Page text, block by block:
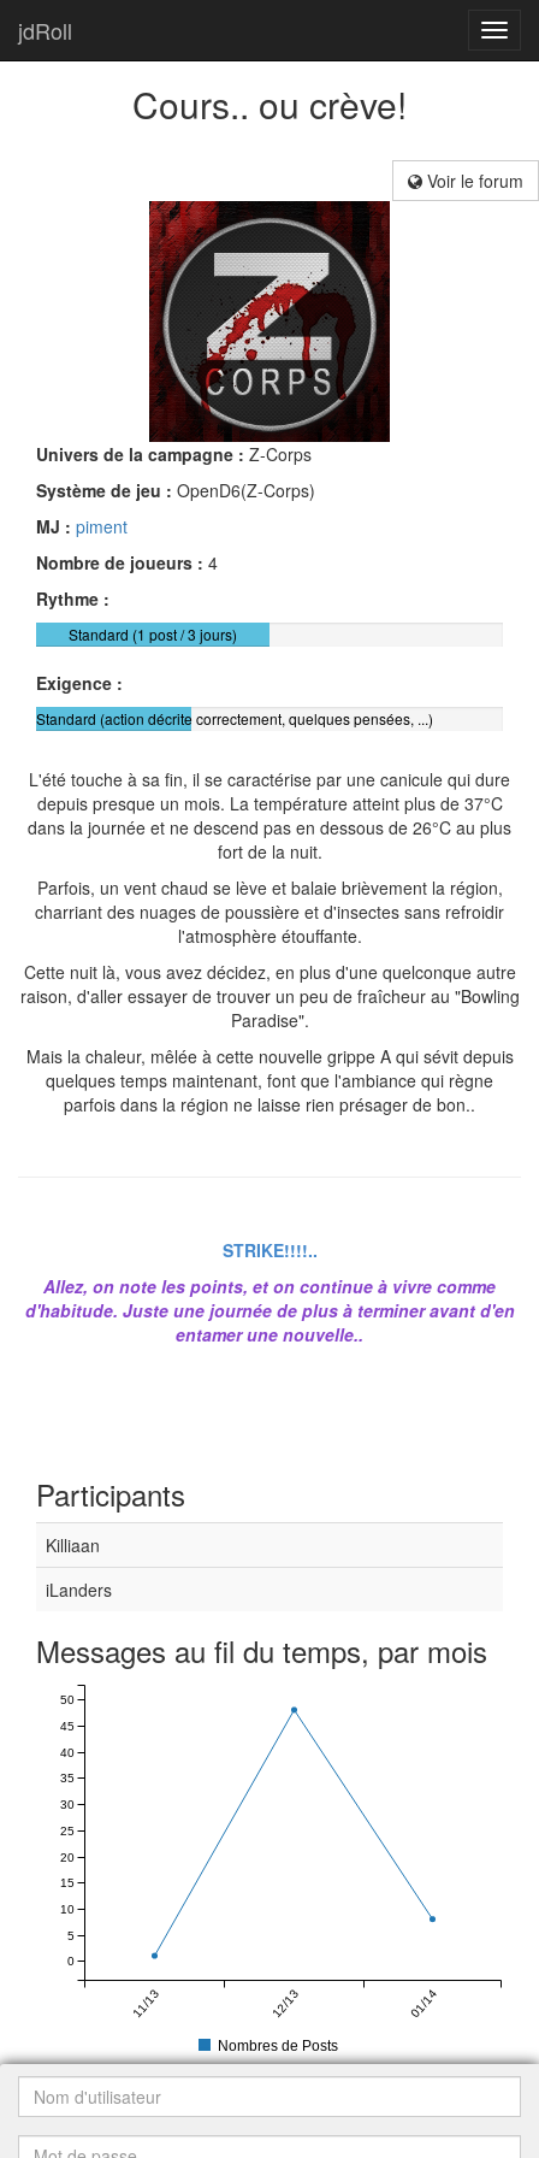
jdRoll
Cours.. ou crève!
Voir le forum
Univers de la campagne : Z-Corps
Système de jeu : OpenD6(Z-Corps)
MJ : piment
Nombre de joueurs : 4
Rythme :
Standard (1 post / 3 jours)
Exigence :
Standard (action décrite correctement, quelques pensées, ...)
L'été touche à sa fin, il se caractérise par une canicule qui dure
depuis presque un mois. La température atteint plus de 37°C
dans la journée et ne descend pas en dessous de 26°C au plus
fort de la nuit.
Parfois, un vent chaud se lève et balaie brièvement la région,
charriant des nuages de poussière et d'insectes sans refroidir
l'atmosphère étouffante.
Cette nuit là, vous avez décidez, en plus d'une quelconque autre
raison, d'aller essayer de trouver un peu de fraîcheur au "Bowling
Paradise".
Mais la chaleur, mêlée à cette nouvelle grippe A qui sévit depuis
quelques temps maintenant, font que l'ambiance qui règne
parfois dans la région ne laisse rien présager de bon..
STRIKE!!!!..
Allez, on note les points, et on continue à vivre comme
d'habitude. Juste une journée de plus à terminer avant d'en
entamer une nouvelle..
Participants
Killiaan
iLanders
Messages au fil du temps, par mois
11/13 12/13 01/14
0
5
10
15
20
25
30
35
40
45
50
Nombres de Posts